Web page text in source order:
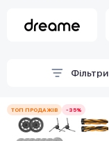
Фільтри
ТОП ПРОДАЖІВ -35%